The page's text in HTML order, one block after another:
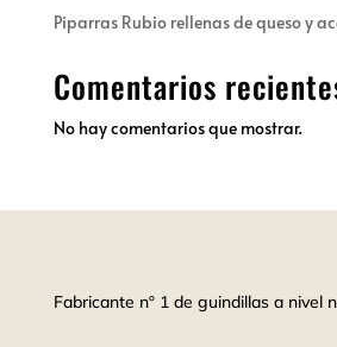
Piparras Rubio rellenas de queso y
Comentarios
No hay comentarios que mostrar.
Fabricante nº 1 de guindillas a nivel